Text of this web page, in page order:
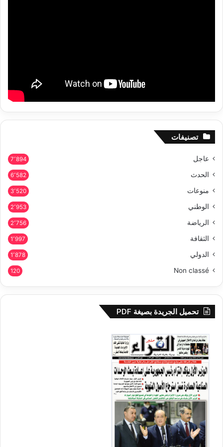
تصنيفات
عاجل 7٬894
الحدث 6٬582
منوعات 3٬520
الوطني 2٬953
الرياضة 2٬756
الثقافة 1٬997
الدولي 1٬878
Non classé
120
تحميل الجريدة بصيغة PDF